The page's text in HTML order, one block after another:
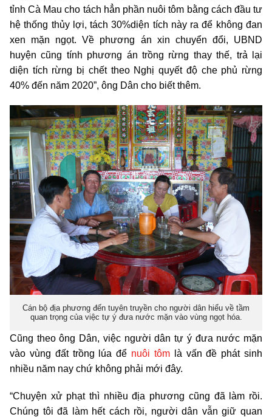
tỉnh Cà Mau cho tách hẳn phần nuôi tôm bằng cách đầu tư
hệ thống thủy lợi, tách 30%diện tích này ra để không đan
xen mặn ngọt. Về phương án xin chuyển đổi, UBND
huyện cũng tính phương án trồng rừng thay thế, trả lại
diện tích rừng bị chết theo Nghị quyết độ che phủ rừng
40% đến năm 2020”, ông Dân cho biết thêm.
Cán bộ địa phương đến tuyên truyền cho người dân hiểu về tầm
quan trọng của việc tự ý đưa nước mặn vào vùng ngọt hóa.
Cũng theo ông Dân, việc người dân tự ý đưa nước mặn
vào vùng đất trồng lúa để nuôi tômlà vấn đề phát sinh
nhiều năm nay chứ không phải mới đây.
“Chuyện xử phạt thì nhiều địa phương cũng đã làm rồi.
Chúng tôi đã làm hết cách rồi, người dân vẫn giữ quan